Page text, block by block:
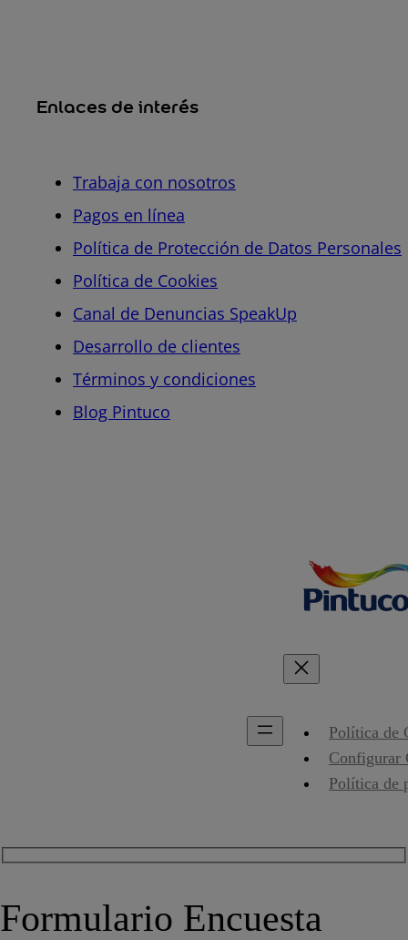
Enlaces de interés
Trabaja con nosotros
Pagos en línea
Política de Protección de Datos Personales
Política de Cookies
Canal de Denuncias SpeakUp
Desarrollo de clientes
Términos y condiciones
Blog Pintuco
Política de
Configurar
Política de
Formulario Encuesta